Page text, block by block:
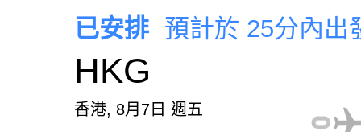
已安排 預計於 25分內出
HKG
香港, 8月7日 週五